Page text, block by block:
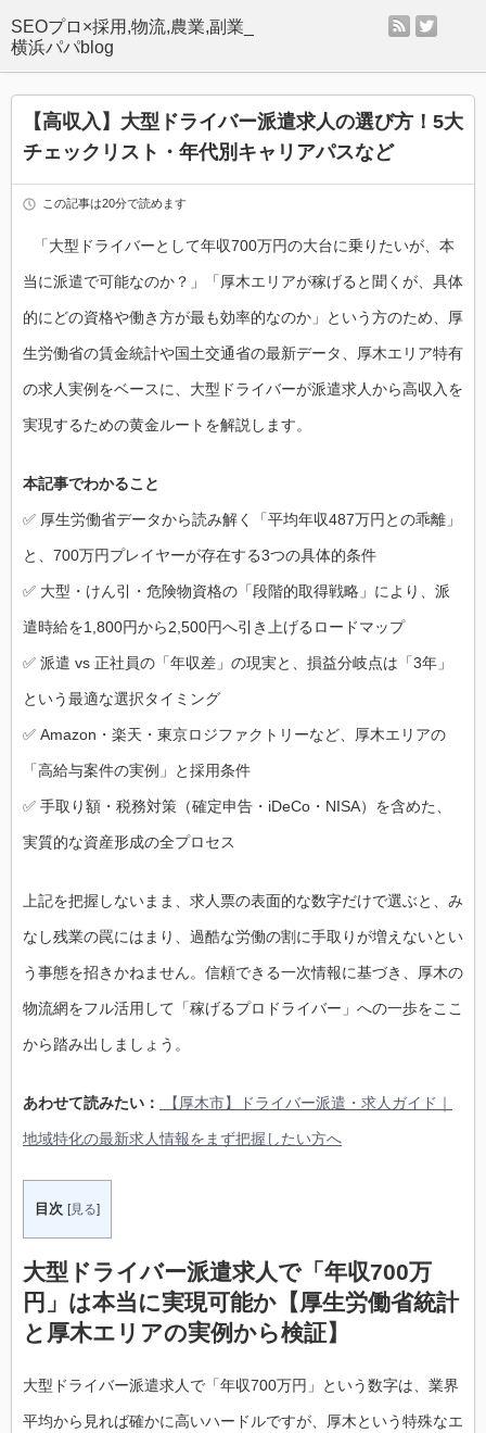
SEOプロ×採用,物流,農業,副業_
横浜パパblog
rss
【高収入】大型ドライバー派遣求人の選び方！5大
チェックリスト・年代別キャリアパスなど
この記事は20分で読めます
「大型ドライバーとして年収700万円の大台に乗りたいが、本
当に派遣で可能なのか？」「厚木エリアが稼げると聞くが、具体
的にどの資格や働き方が最も効率的なのか」という方のため、厚
生労働省の賃金統計や国土交通省の最新データ、厚木エリア特有
の求人実例をベースに、大型ドライバーが派遣求人から高収入を
実現するための黄金ルートを解説します。
本記事でわかること
✅ 厚生労働省データから読み解く「平均年収487万円との乖離」
と、700万円プレイヤーが存在する3つの具体的条件
✅ 大型・けん引・危険物資格の「段階的取得戦略」により、派
遣時給を1,800円から2,500円へ引き上げるロードマップ
✅ 派遣 vs 正社員の「年収差」の現実と、損益分岐点は「3年」
という最適な選択タイミング
✅ Amazon・楽天・東京ロジファクトリーなど、厚木エリアの
「高給与案件の実例」と採用条件
✅ 手取り額・税務対策（確定申告・iDeCo・NISA）を含めた、
実質的な資産形成の全プロセス
上記を把握しないまま、求人票の表面的な数字だけで選ぶと、み
なし残業の罠にはまり、過酷な労働の割に手取りが増えないとい
う事態を招きかねません。信頼できる一次情報に基づき、厚木の
物流網をフル活用して「稼げるプロドライバー」への一歩をここ
から踏み出しましょう。
あわせて読みたい： 【厚木市】ドライバー派遣・求人ガイド｜
地域特化の最新求人情報をまず把握したい方へ
目次 [見る]
大型ドライバー派遣求人で「年収700万
円」は本当に実現可能か【厚生労働省統計
と厚木エリアの実例から検証】
大型ドライバー派遣求人で「年収700万円」という数字は、業界
平均から見れば確かに高いハードルですが、厚木という特殊なエ